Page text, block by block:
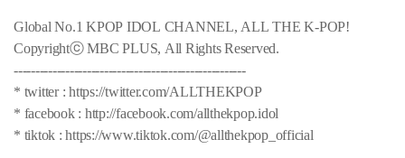
Global No.1 KPOP IDOL CHANNEL, ALL THE K-POP!
Copyrightⓒ MBC PLUS, All Rights Reserved.
------------------------------------------------------
* twitter : https://twitter.com/ALLTHEKPOP
* facebook : http://facebook.com/allthekpop.idol
* tiktok : https://www.tiktok.com/@allthekpop_official